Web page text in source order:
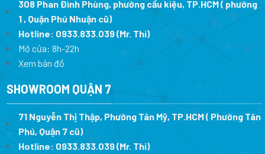
308 Phan Đình Phùng, phường cầu kiệu, TP.HCM ( phường
1 , Quận Phú Nhuận cũ)
Hotline: 0933.833.039(Mr. Thi)
Mở cửa: 8h-22h
Xem bản đồ
SHOWROOM QUẬN 7
71 Nguyễn Thị Thập, Phường Tân Mỹ, TP.HCM ( Phường Tân
Phú, Quận 7 cũ)
Hotline: 0933.833.039(Mr. Thi)